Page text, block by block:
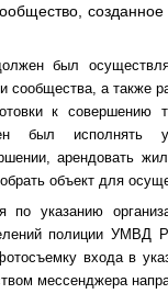
был
а также
к совершению
был исполнять
арендовать
объект для
по указанию
полиции
входа в
мессенджера